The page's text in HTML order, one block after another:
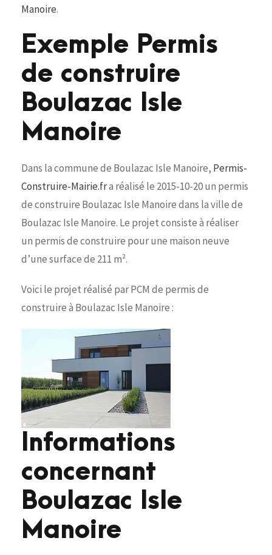
Manoire.
Exemple Permis
de construire
Boulazac Isle
Manoire
Dans la commune de Boulazac Isle Manoire, Permis-
Construire-Mairie.fra réalisé le 2015-10-20 un permis
de construire Boulazac Isle Manoire dans la ville de
Boulazac Isle Manoire. Le projet consiste à réaliser
un permis de construire pour une maison neuve
d’une surface de 211 m².
Voici le projet réalisé par PCM de permis de
construire à Boulazac Isle Manoire :
Informations
concernant
Boulazac Isle
Manoire